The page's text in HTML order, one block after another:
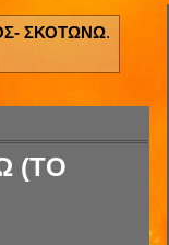
ΣΚΟΤΩΝΩ.
(ΤΟ